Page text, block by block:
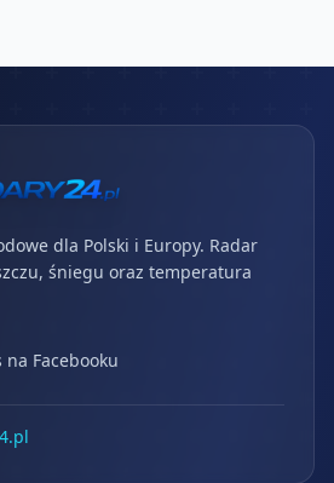
dla Polski i Europy. Radar
śniegu oraz temperatura
Facebooku